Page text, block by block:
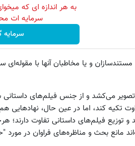
به هر اندازه ای که
سرمایه ات
سرمایه
مستندسازان و یا مخاطبان آنها با مقوله‌ای
می‌کشد و از جنس فیلم‌های داستانی
تکیه کند، اما در عین حال، نهادهایی
و توزیع فیلم‌های داستانی تفاوت
مانع بحث و مناظره‌های فراوان در